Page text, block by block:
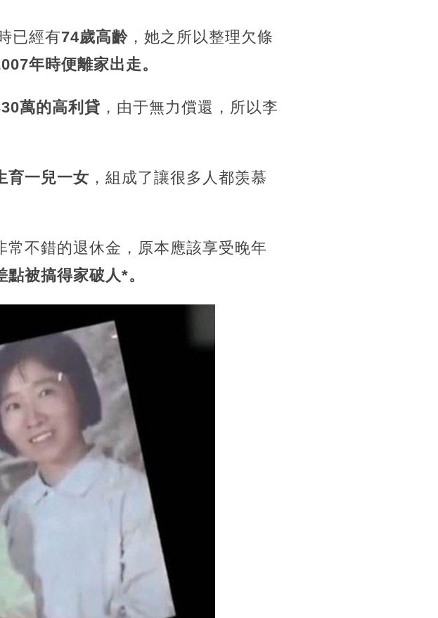
已經有74歲高齡 ，她之所以整理欠條
年時便離家出走。
萬的高利貸 ，由于無力償還，所以李
育一兒一女 ，組成了讓很多人都羡慕
常不錯的退休金，原本應該享受晚年
被搞得家破人*。